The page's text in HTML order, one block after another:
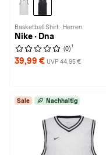
Basketball Shirt · Herren
Nike · Dna
(0) 1
39,99 € UVP 44,95 €
Sale Nachhaltig